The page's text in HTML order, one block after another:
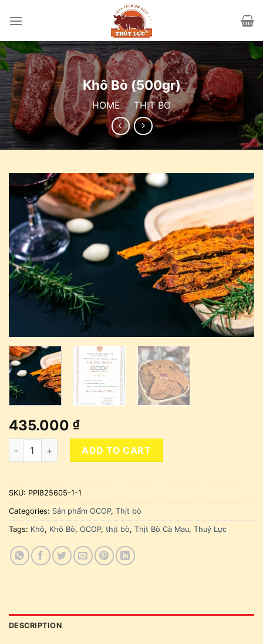
Khô Bò (500gr)
HOME / THỊT BÒ
435.000 ₫
Khô Bò (500gr) quantityADD TO CART
SKU: PPI825605-1-1
Categories: Sản phẩm OCOP, Thịt bò
Tags: Khô, Khô Bò, OCOP, thịt bò, Thịt Bò Cà Mau, Thuý Lực
DESCRIPTION